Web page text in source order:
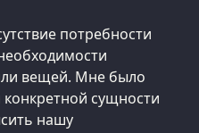
потребности
вещей. Мне было
конкретной сущности
нашу